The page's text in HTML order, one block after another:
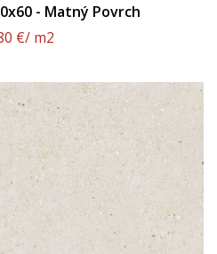
- Matný Povrch
€/ m2